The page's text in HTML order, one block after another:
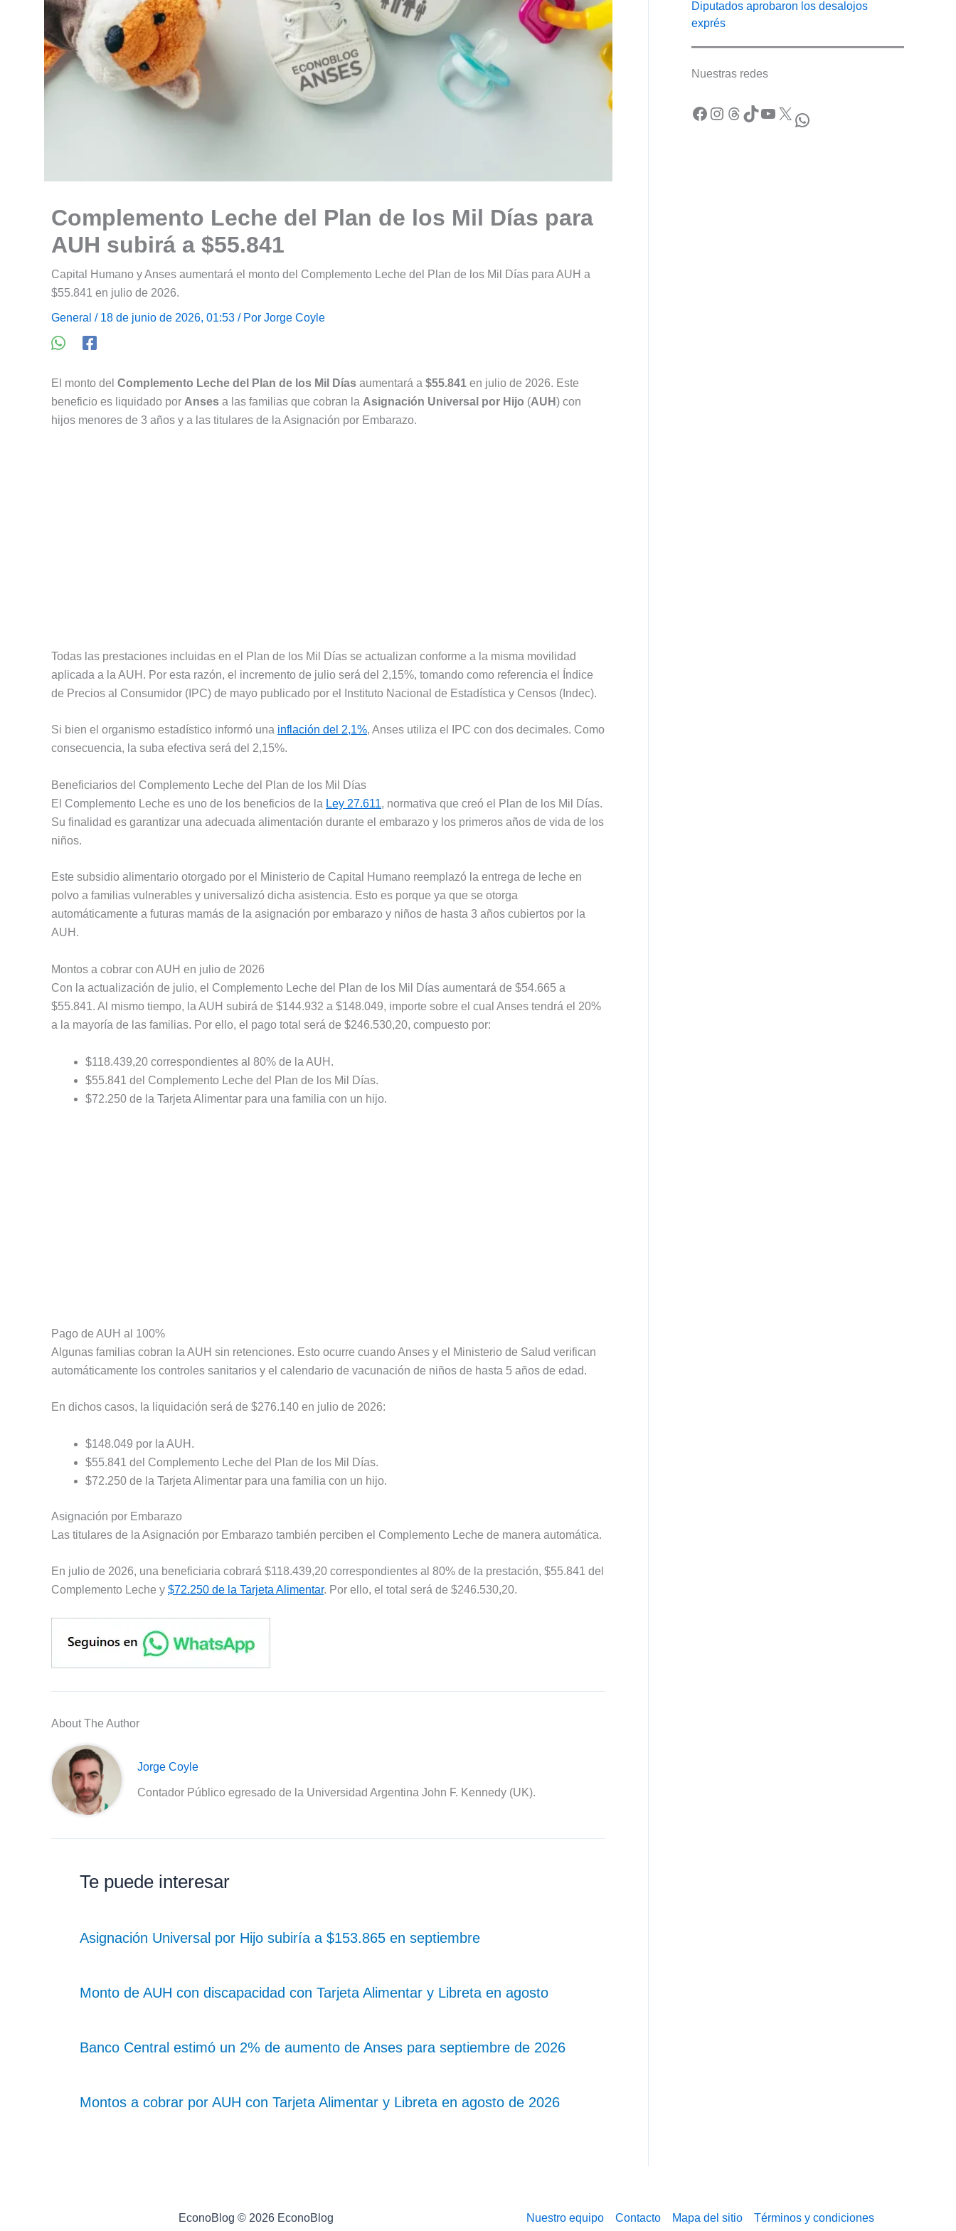
Complemento Leche del Plan de los Mil Días para
AUH subirá a $55.841
Capital Humano y Anses aumentará el monto del Complemento Leche del Plan de los Mil Días para AUH a
$55.841 en julio de 2026.
General / 18 de junio de 2026, 01:53 / Por Jorge Coyle
El monto del Complemento Leche del Plan de los Mil Días aumentará a $55.841 en julio de 2026. Este
beneficio es liquidado por Anses a las familias que cobran la Asignación Universal por Hijo (AUH ) con
hijos menores de 3 años y a las titulares de la Asignación por Embarazo.
Todas las prestaciones incluidas en el Plan de los Mil Días se actualizan conforme a la misma movilidad
aplicada a la AUH. Por esta razón, el incremento de julio será del 2,15%, tomando como referencia el Índice
de Precios al Consumidor (IPC) de mayo publicado por el Instituto Nacional de Estadística y Censos (Indec).
Si bien el organismo estadístico informó una inflación del 2,1%, Anses utiliza el IPC con dos decimales. Como
consecuencia, la suba efectiva será del 2,15%.
Beneficiarios del Complemento Leche del Plan de los Mil Días
El Complemento Leche es uno de los beneficios de la Ley 27.611, normativa que creó el Plan de los Mil Días.
Su finalidad es garantizar una adecuada alimentación durante el embarazo y los primeros años de vida de los
niños.
Este subsidio alimentario otorgado por el Ministerio de Capital Humano reemplazó la entrega de leche en
polvo a familias vulnerables y universalizó dicha asistencia. Esto es porque ya que se otorga
automáticamente a futuras mamás de la asignación por embarazo y niños de hasta 3 años cubiertos por la
AUH.
Montos a cobrar con AUH en julio de 2026
Con la actualización de julio, el Complemento Leche del Plan de los Mil Días aumentará de $54.665 a
$55.841. Al mismo tiempo, la AUH subirá de $144.932 a $148.049, importe sobre el cual Anses tendrá el 20%
a la mayoría de las familias. Por ello, el pago total será de $246.530,20, compuesto por:
$118.439,20 correspondientes al 80% de la AUH.
$55.841 del Complemento Leche del Plan de los Mil Días.
$72.250 de la Tarjeta Alimentar para una familia con un hijo.
Pago de AUH al 100%
Algunas familias cobran la AUH sin retenciones. Esto ocurre cuando Anses y el Ministerio de Salud verifican
automáticamente los controles sanitarios y el calendario de vacunación de niños de hasta 5 años de edad.
En dichos casos, la liquidación será de $276.140 en julio de 2026:
$148.049 por la AUH.
$55.841 del Complemento Leche del Plan de los Mil Días.
$72.250 de la Tarjeta Alimentar para una familia con un hijo.
Asignación por Embarazo
Las titulares de la Asignación por Embarazo también perciben el Complemento Leche de manera automática.
En julio de 2026, una beneficiaria cobrará $118.439,20 correspondientes al 80% de la prestación, $55.841 del
Complemento Leche y $72.250 de la Tarjeta Alimentar. Por ello, el total será de $246.530,20.
About The Author
Jorge Coyle
Contador Público egresado de la Universidad Argentina John F. Kennedy (UK).
Te puede interesar
Asignación Universal por Hijo subiría a $153.865 en septiembre
Monto de AUH con discapacidad con Tarjeta Alimentar y Libreta en agosto
Banco Central estimó un 2% de aumento de Anses para septiembre de 2026
Montos a cobrar por AUH con Tarjeta Alimentar y Libreta en agosto de 2026
Diputados aprobaron los desalojos
exprés
Nuestras redes
Facebook Instagram Threads TikTok YouTube X WhatsApp
EconoBlog © 2026 EconoBlog Nuestro equipo Contacto Mapa del sitio Términos y condiciones